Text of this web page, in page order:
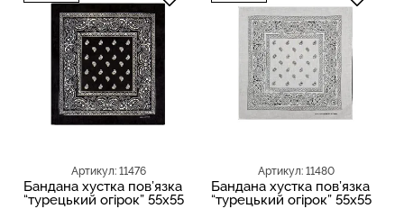
Артикул: 11476
Бандана хустка пов’язка
“турецький огірок” 55х55
Артикул: 11480
Бандана хустка пов’язка
“турецький огірок” 55х55